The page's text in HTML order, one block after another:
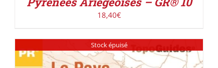
18,40€
Stock épuisé